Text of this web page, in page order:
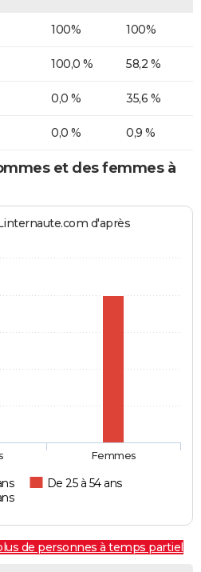
100% 100%
100,0 % 58,2 %
0,0 % 35,6 %
0,0 % 0,9 %
et des femmes à
d'après
De 25 à 54 ans
Femmes
de personnes à temps partiel